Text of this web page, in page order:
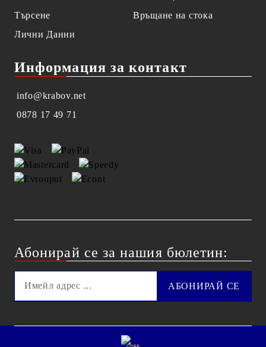
Търсене
Лични Данни
Връщане на стока
Информация за контакт
info@krabov.net
0878 17 49 71
Абонирай се за нашия бюлетин: